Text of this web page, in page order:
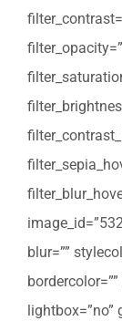
blur=””
lightbox=”no”